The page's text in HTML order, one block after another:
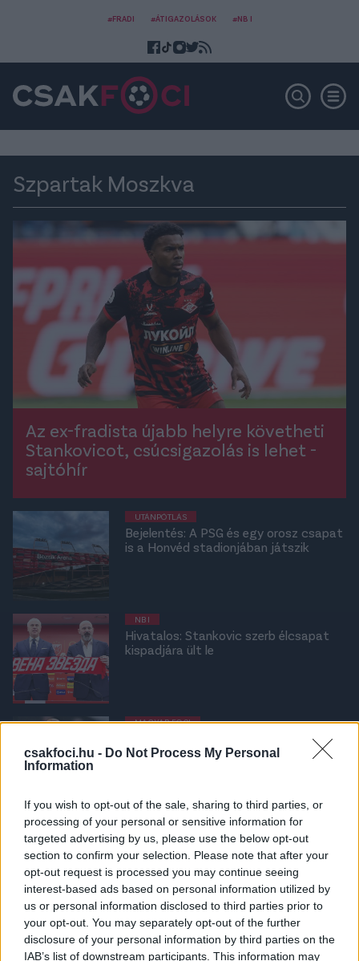
csakfoci.hu - Do Not Process My Personal
Information
If you wish to opt-out of the sale, sharing to third parties, or
processing of your personal or sensitive information for
targeted advertising by us, please use the below opt-out
section to confirm your selection. Please note that after your
opt-out request is processed you may continue seeing
interest-based ads based on personal information utilized by
us or personal information disclosed to third parties prior to
your opt-out. You may separately opt-out of the further
disclosure of your personal information by third parties on the
IAB’s list of downstream participants. This information may
#FRADI #ÁTIGAZOLÁSOK #NB I
Szpartak Moszkva
Az ex-fradista újabb helyre követheti
Stankovicot, csúcsigazolás is lehet -
sajtóhír
UTÁNPÓTLÁS
Bejelentés: A PSG és egy orosz csapat
is a Honvéd stadionjában játszik
NB I
Hivatalos: Stankovic szerb élcsapat
kispadjára ült le
MAGYAR FOCI
Stankovicot egy másik ex-Fradi-edző
követheti a kispadon - sajtóhír
VILÁGFOCI
Eddig tartott: Kirúgták a volt Fradi-
edzőt a csalódott sztárcsapattól -
hivatalos
MAGYAR FOCI
Korábbi Fradi-edzők balhéztak össze:
"Miért provokálsz? Úgy ordított,